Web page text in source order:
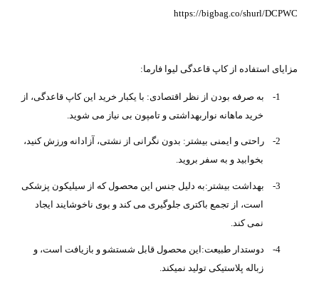
https://bigbag.co/shurl/DCPWC
مزایای استفاده از کاپ قاعدگی لیوا فارما:
1-
به صرفه بودن از نظر اقتصادی: با یکبار خرید این کاپ قاعدگی، از
خرید ماهانه نواربهداشتی و تامپون بی نیاز می شوید.
2-
راحتی و ایمنی بیشتر: بدون نگرانی از نشتی، آزادانه ورزش کنید،
بخوابید و به سفر بروید.
3-
بهداشت بیشتر:به دلیل جنس این محصول که از سیلیکون پزشکی
است، از تجمع باکتری جلوگیری می کند و بوی ناخوشایند ایجاد
نمی کند.
4-
دوستدار طبیعت:این محصول قابل شستشو و بازیافت است، و
زباله پلاستیکی تولید نمیکند.